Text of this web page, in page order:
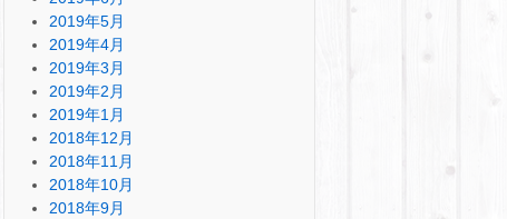
2019年5月
2019年4月
2019年3月
2019年2月
2019年1月
2018年12月
2018年11月
2018年10月
2018年9月